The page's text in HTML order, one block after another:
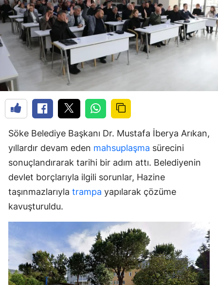
Söke Belediye Başkanı Dr. Mustafa İberya Arıkan,
yıllardır devam eden mahsuplaşma sürecini
sonuçlandırarak tarihi bir adım attı. Belediyenin
devlet borçlarıyla ilgili sorunlar, Hazine
taşınmazlarıyla trampa yapılarak çözüme
kavuşturuldu.